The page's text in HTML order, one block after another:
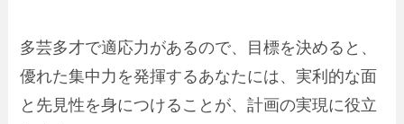
多芸多才で適応力があるので、目標を決めると、
優れた集中力を発揮するあなたには、実利的な面
と先見性を身につけることが、計画の実現に役立